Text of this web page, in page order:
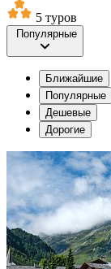
5 туров
Популярные
Ближайшие
Популярные
Дешевые
Дорогие